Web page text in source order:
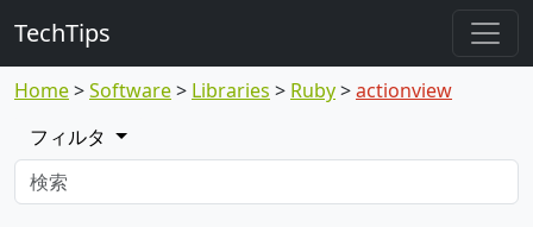
TechTips
Home Software Libraries Ruby
actionview
フィルタ